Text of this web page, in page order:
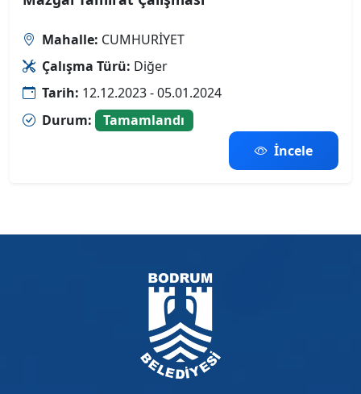
Mahalle: CUMHURİYET
Çalışma Türü: Diğer
Tarih: 12.12.2023 - 05.01.2024
Durum:
Tamamlandı
İncele